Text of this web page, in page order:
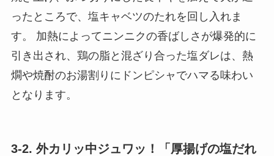
ったところで、塩キャベツのたれを回し入れま
す。 加熱によってニンニクの香ばしさが爆発的に
引き出され、鶏の脂と混ざり合った塩ダレは、熱
燗や焼酎のお湯割りにドンピシャでハマる味わい
となります。
3-2. 外カリッ中ジュワッ！「厚揚げの塩だれ